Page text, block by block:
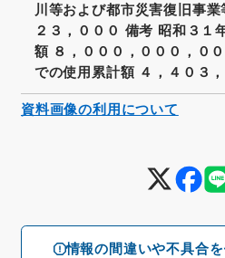
情報の間違いや不具合
川等および都市災害復旧事
２３，０００ 備考 昭和３１
額 ８，０００，０００，０
での使用累計額 ４，４０３
資料画像の利用について